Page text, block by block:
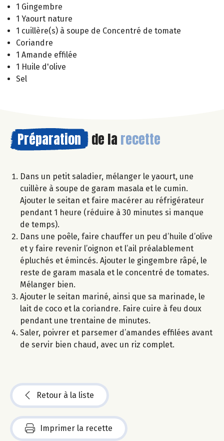
1 Gingembre
1 Yaourt nature
1 cuillère(s) à soupe de Concentré de tomate
Coriandre
1 Amande effilée
1 Huile d'olive
Sel
Préparation de la recette
Dans un petit saladier, mélanger le yaourt, une
cuillère à soupe de garam masala et le cumin.
Ajouter le seitan et faire macérer au réfrigérateur
pendant 1 heure (réduire à 30 minutes si manque
de temps).
Dans une poêle, faire chauffer un peu d’huile d’olive
et y faire revenir l’oignon et l’ail préalablement
épluchés et émincés. Ajouter le gingembre râpé, le
reste de garam masala et le concentré de tomates.
Mélanger bien.
Ajouter le seitan mariné, ainsi que sa marinade, le
lait de coco et la coriandre. Faire cuire à feu doux
pendant une trentaine de minutes.
Saler, poivrer et parsemer d’amandes effilées avant
de servir bien chaud, avec un riz complet.
Retour à la liste
Imprimer la recette